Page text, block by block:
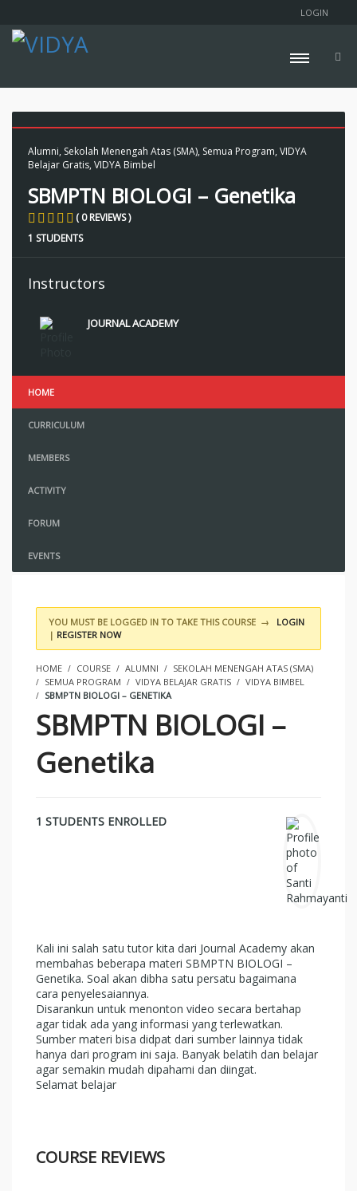
LOGIN
Alumni, Sekolah Menengah Atas (SMA), Semua Program, VIDYA
Belajar Gratis, VIDYA Bimbel
SBMPTN BIOLOGI – Genetika
( 0 REVIEWS )
1 STUDENTS
Instructors
JOURNAL ACADEMY
HOME
CURRICULUM
MEMBERS
ACTIVITY
FORUM
EVENTS
YOU MUST BE LOGGED IN TO TAKE THIS COURSE →
LOGIN
| REGISTER NOW
HOME COURSE ALUMNI
SEKOLAH MENENGAH ATAS (SMA)
SEMUA PROGRAM
VIDYA BELAJAR GRATIS
VIDYA BIMBEL
SBMPTN BIOLOGI – GENETIKA
SBMPTN BIOLOGI –
Genetika
1 STUDENTS ENROLLED
Kali ini salah satu tutor kita dari Journal Academy akan
membahas beberapa materi SBMPTN BIOLOGI –
Genetika. Soal akan dibha satu persatu bagaimana
cara penyelesaiannya.
Disarankun untuk menonton video secara bertahap
agar tidak ada yang informasi yang terlewatkan.
Sumber materi bisa didpat dari sumber lainnya tidak
hanya dari program ini saja. Banyak belatih dan belajar
agar semakin mudah dipahami dan diingat.
Selamat belajar
COURSE REVIEWS